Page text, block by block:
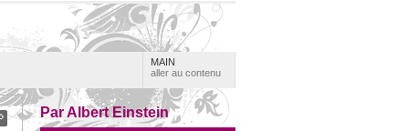
MAIN
aller au contenu
Par Albert Einstein